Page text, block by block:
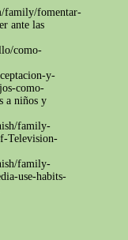
family/fomentar-
ante las
como-
y-
como-
a niños y
family-
Television-
family-
use-habits-